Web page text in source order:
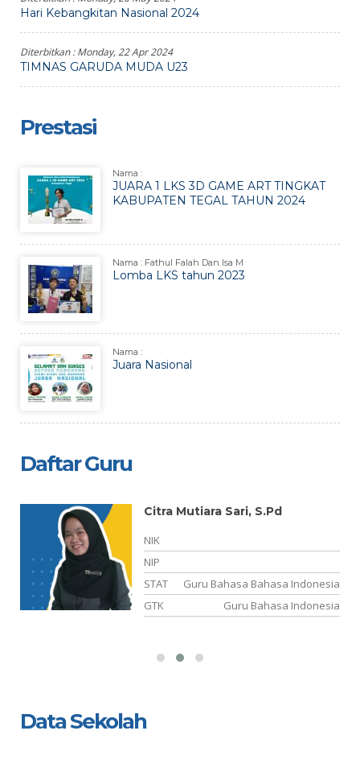
Hari Kebangkitan Nasional 2024
Diterbitkan :Monday, 22 Apr 2024
TIMNAS GARUDA MUDA U23
Prestasi
Nama :
JUARA 1 LKS 3D GAME ART TINGKAT
KABUPATEN TEGAL TAHUN 2024
Nama : Fathul Falah Dan Isa M
Lomba LKS tahun 2023
Nama :
Juara Nasional
Daftar Guru
Citra Mutiara Sari, S.Pd
NIK
NIP
STAT
Guru Bahasa Bahasa Indonesia
GTK
Guru Bahasa Indonesia
Data Sekolah